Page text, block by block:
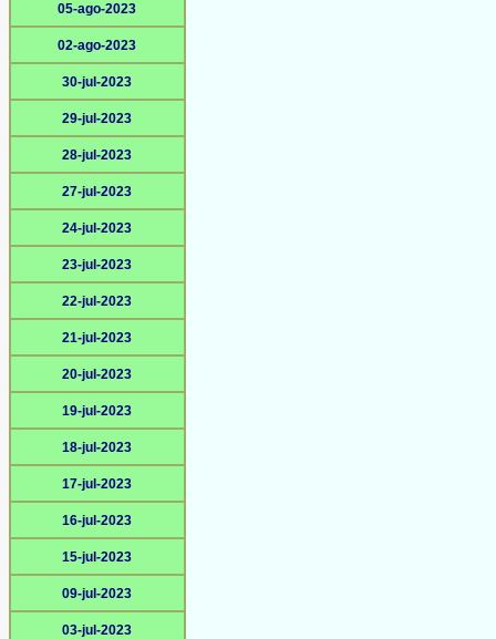
05-ago-2023
02-ago-2023
30-jul-2023
29-jul-2023
28-jul-2023
27-jul-2023
24-jul-2023
23-jul-2023
22-jul-2023
21-jul-2023
20-jul-2023
19-jul-2023
18-jul-2023
17-jul-2023
16-jul-2023
15-jul-2023
09-jul-2023
03-jul-2023